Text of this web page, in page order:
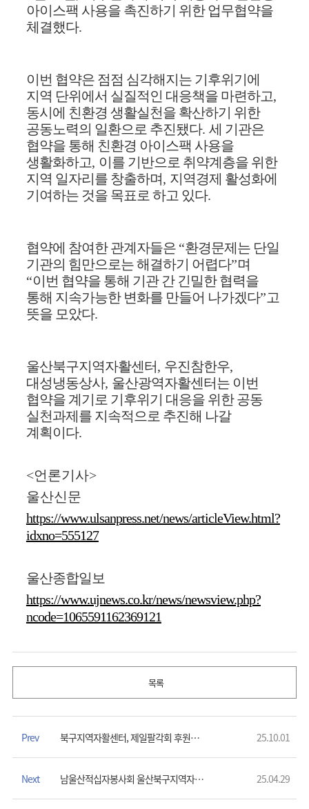
아이스팩 사용을 촉진하기 위한 업무협약을
체결했다.
이번 협약은 점점 심각해지는 기후위기에
지역 단위에서 실질적인 대응책을 마련하고,
동시에 친환경 생활실천을 확산하기 위한
공동노력의 일환으로 추진됐다. 세 기관은
협약을 통해 친환경 아이스팩 사용을
생활화하고, 이를 기반으로 취약계층을 위한
지역 일자리를 창출하며, 지역경제 활성화에
기여하는 것을 목표로 하고 있다.
협약에 참여한 관계자들은 “환경문제는 단일
기관의 힘만으로는 해결하기 어렵다”며
“이번 협약을 통해 기관 간 긴밀한 협력을
통해 지속가능한 변화를 만들어 나가겠다”고
뜻을 모았다.
울산북구지역자활센터, 우진참한우,
대성냉동상사, 울산광역자활센터는 이번
협약을 계기로 기후위기 대응을 위한 공동
실천과제를 지속적으로 추진해 나갈
계획이다.
<언론기사>
울산신문
https://www.ulsanpress.net/news/articleView.html?
idxno=555127
울산종합일보
https://www.ujnews.co.kr/news/newsview.php?
ncode=1065591162369121
목록
Prev 북구지역자활센터, 제일팔각회 후원으로 '추석맞이 따뜻한 나눔 전달' 25.10.01
Next 남울산적십자봉사회 울산북구지역자활센터에 ‘150만원 라면 상당’ 전달 25.04.29